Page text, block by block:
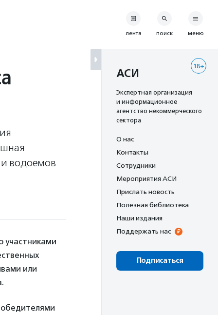
и водоемов
участниками
или
лента поиск меню
18+
АСИ
Экспертная организация
и информационное
агентство некоммерческого
сектора
О нас
Контакты
Сотрудники
Мероприятия АСИ
Прислать новость
Полезная библиотека
Наши издания
Поддержать нас
Подписаться